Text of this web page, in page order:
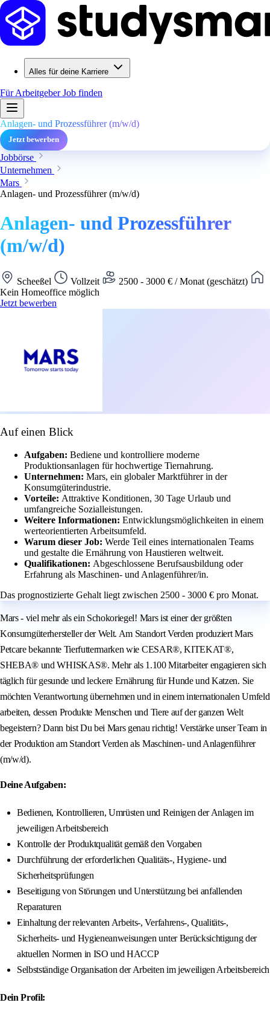
Alles für deine Karriere
Für ArbeitgeberJob finden
Anlagen- und Prozessführer (m/w/d)
Jetzt bewerben
Jobbörse
Unternehmen
Mars
Anlagen- und Prozessführer (m/w/d)
Anlagen- und Prozessführer
(m/w/d)
Scheeßel Vollzeit
2500 - 3000 € / Monat (geschätzt)
Kein Homeoffice möglich
Jetzt bewerben
Auf einen Blick
Aufgaben: Bediene und kontrolliere moderne
Produktionsanlagen für hochwertige Tiernahrung.
Unternehmen: Mars, ein globaler Marktführer in der
Konsumgüterindustrie.
Vorteile: Attraktive Konditionen, 30 Tage Urlaub und
umfangreiche Sozialleistungen.
Weitere Informationen: Entwicklungsmöglichkeiten in einem
werteorientierten Arbeitsumfeld.
Warum dieser Job: Werde Teil eines internationalen Teams
und gestalte die Ernährung von Haustieren weltweit.
Qualifikationen: Abgeschlossene Berufsausbildung oder
Erfahrung als Maschinen- und Anlagenführer/in.
Das prognostizierte Gehalt liegt zwischen 2500 - 3000 € pro Monat.
Mars - viel mehr als ein Schokoriegel! Mars ist einer der größten
Konsumgüterhersteller der Welt. Am Standort Verden produziert Mars
Petcare bekannte Tierfuttermarken wie CESAR®, KITEKAT®,
SHEBA® und WHISKAS®. Mehr als 1.100 Mitarbeiter engagieren sich
täglich für gesunde und leckere Ernährung für Hunde und Katzen. Sie
möchten Verantwortung übernehmen und in einem internationalen Umfeld
arbeiten, dessen Produkte Menschen und Tiere auf der ganzen Welt
begeistern? Dann bist Du bei Mars genau richtig! Verstärke unser Team in
der Produktion am Standort Verden als Maschinen- und Anlagenführer
(m/w/d).
Deine Aufgaben:
Bedienen, Kontrollieren, Umrüsten und Reinigen der Anlagen im
jeweiligen Arbeitsbereich
Kontrolle der Produktqualität gemäß den Vorgaben
Durchführung der erforderlichen Qualitäts-, Hygiene- und
Sicherheitsprüfungen
Beseitigung von Störungen und Unterstützung bei anfallenden
Reparaturen
Einhaltung der relevanten Arbeits-, Verfahrens-, Qualitäts-,
Sicherheits- und Hygieneanweisungen unter Berücksichtigung der
aktuellen Normen in ISO und HACCP
Selbstständige Organisation der Arbeiten im jeweiligen Arbeitsbereich
Dein Profil: